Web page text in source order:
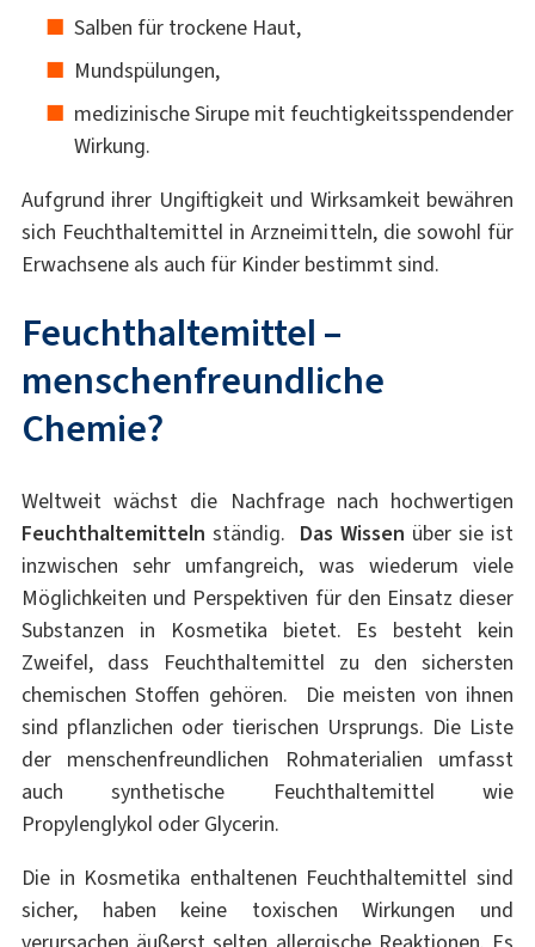
Salben für trockene Haut,
Mundspülungen,
medizinische Sirupe mit feuchtigkeitsspendender
Wirkung.
Aufgrund ihrer Ungiftigkeit und Wirksamkeit bewähren
sich Feuchthaltemittel in Arzneimitteln, die sowohl für
Erwachsene als auch für Kinder bestimmt sind.
Feuchthaltemittel –
menschenfreundliche
Chemie?
Weltweit wächst die Nachfrage nach hochwertigen
Feuchthaltemitteln ständig. Das Wissen über sie ist
inzwischen sehr umfangreich, was wiederum viele
Möglichkeiten und Perspektiven für den Einsatz dieser
Substanzen in Kosmetika bietet. Es besteht kein
Zweifel, dass Feuchthaltemittel zu den sichersten
chemischen Stoffen gehören. Die meisten von ihnen
sind pflanzlichen oder tierischen Ursprungs. Die Liste
der menschenfreundlichen Rohmaterialien umfasst
auch synthetische Feuchthaltemittel wie
Propylenglykol oder Glycerin.
Die in Kosmetika enthaltenen Feuchthaltemittel sind
sicher, haben keine toxischen Wirkungen und